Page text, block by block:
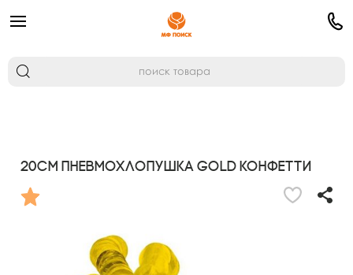
20см Пневмохлопушка Gold конфетти